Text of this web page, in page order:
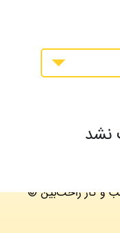
نشد
© تمامی حقوق برای آژانس خدمات کسب و کار راحت‌بین